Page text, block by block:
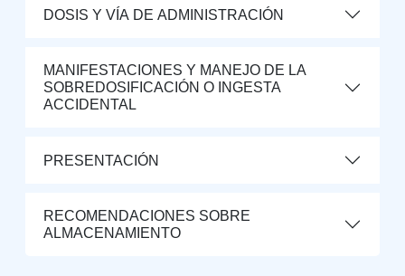
DOSIS Y VÍA DE ADMINISTRACIÓN
MANIFESTACIONES Y MANEJO DE LA
SOBREDOSIFICACIÓN O INGESTA
ACCIDENTAL
PRESENTACIÓN
RECOMENDACIONES SOBRE
ALMACENAMIENTO